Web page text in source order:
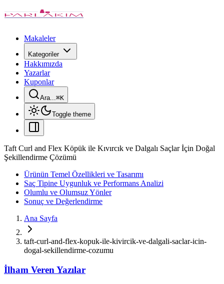
Makaleler
Kategoriler
Hakkımızda
Yazarlar
Kuponlar
Ara...⌘K
Toggle theme
Taft Curl and Flex Köpük ile Kıvırcık ve Dalgalı Saçlar İçin Doğal
Şekillendirme Çözümü
Ürünün Temel Özellikleri ve Tasarımı
Saç Tipine Uygunluk ve Performans Analizi
Olumlu ve Olumsuz Yönler
Sonuç ve Değerlendirme
Ana Sayfa
taft-curl-and-flex-kopuk-ile-kivircik-ve-dalgali-saclar-icin-
dogal-sekillendirme-cozumu
İlham Veren Yazılar